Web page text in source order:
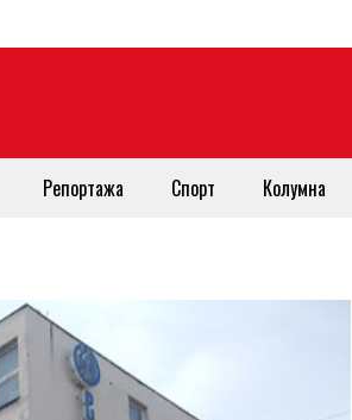
Репортажа Спорт Колумна